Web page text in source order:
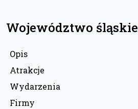
Województwo śląskie
Opis
Atrakcje
Wydarzenia
Firmy